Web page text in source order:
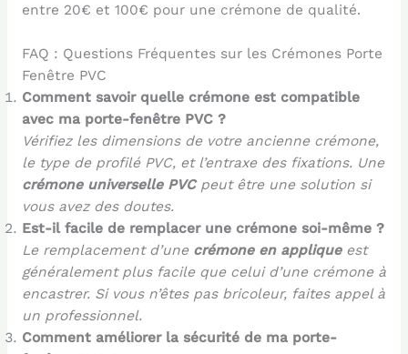
entre 20€ et 100€ pour une crémone de qualité.
FAQ : Questions Fréquentes sur les Crémones Porte
Fenêtre PVC
Comment savoir quelle crémone est compatible
avec ma porte-fenêtre PVC ?
Vérifiez les dimensions de votre ancienne crémone,
le type de profilé PVC, et l’entraxe des fixations. Une
crémone universelle PVCpeut être une solution si
vous avez des doutes.
Est-il facile de remplacer une crémone soi-même ?
Le remplacement d’une crémone en appliqueest
généralement plus facile que celui d’une crémone à
encastrer. Si vous n’êtes pas bricoleur, faites appel à
un professionnel.
Comment améliorer la sécurité de ma porte-